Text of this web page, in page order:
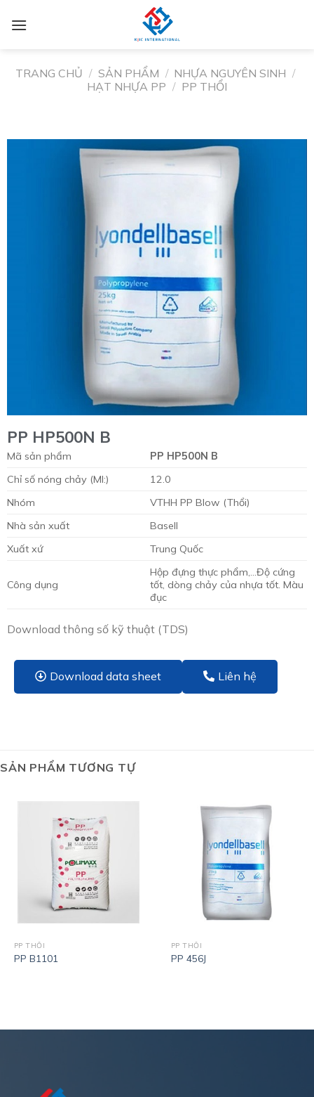
TRANG CHỦ / SẢN PHẨM / NHỰA NGUYÊN SINH /
HẠT NHỰA PP / PP THỔI
PP HP500N B
Mã sản phẩm
PP HP500N B
Chỉ số nóng chảy (MI:)
12.0
Nhóm
VTHH PP Blow (Thổi)
Nhà sản xuất
Basell
Xuất xứ
Trung Quốc
Công dụng
Hộp đựng thực phẩm,…Độ cứng
tốt, dòng chảy của nhựa tốt. Màu
đục
Download thông số kỹ thuật (TDS)
Download data sheet Liên hệ
SẢN PHẨM TƯƠNG TỰ
PP THỔI
PP B1101
PP THỔI
PP 456J